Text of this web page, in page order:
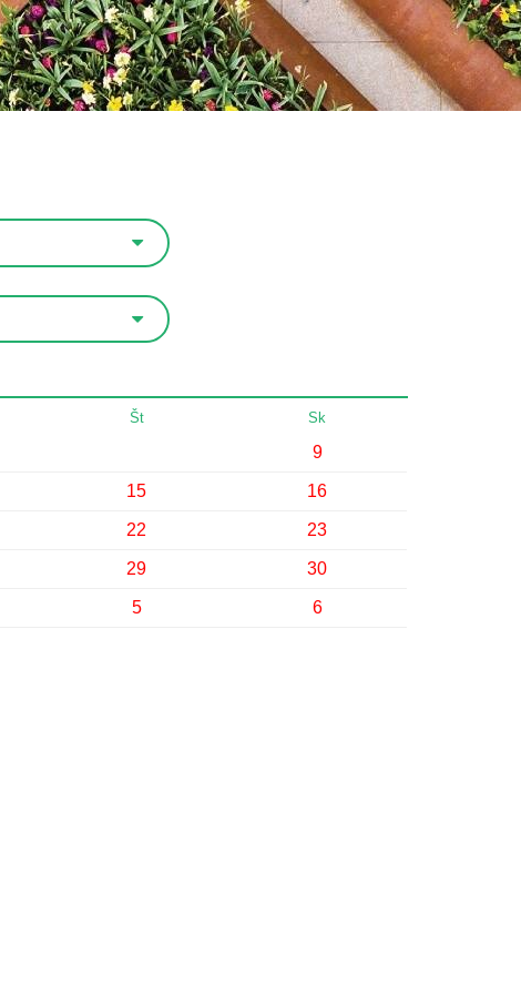
Št Sk
9
15 16
22 23
29 30
5 6